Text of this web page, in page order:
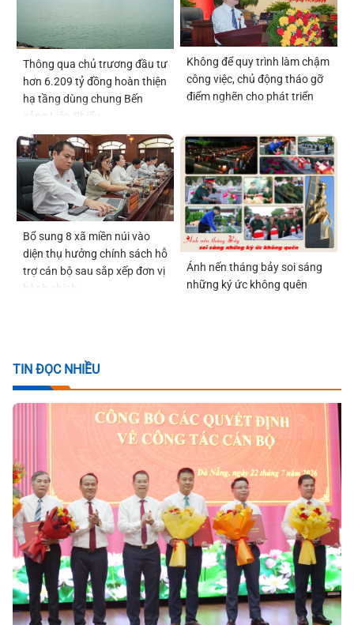
Thông qua chủ trương đầu tư
hơn 6.209 tỷ đồng hoàn thiện
hạ tầng dùng chung Bến
cảng Liên Chiểu
Không để quy trình làm chậm
công việc, chủ động tháo gỡ
điểm nghẽn cho phát triển
Bổ sung 8 xã miền núi vào
diện thụ hưởng chính sách hỗ
trợ cán bộ sau sắp xếp đơn vị
hành chính
Ánh nến tháng bảy soi sáng
những ký ức không quên
TIN ĐỌC NHIỀU